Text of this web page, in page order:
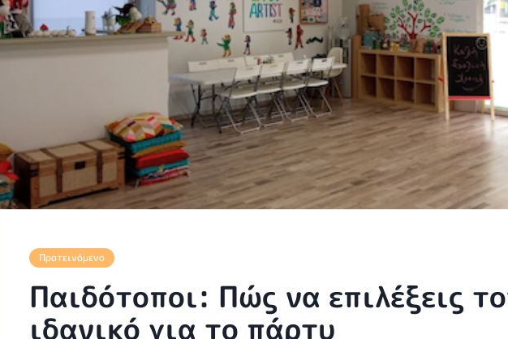
Προτεινόμενο
Παιδότοποι: Πώς να επιλέξεις
ιδανικό για το πάρτυ